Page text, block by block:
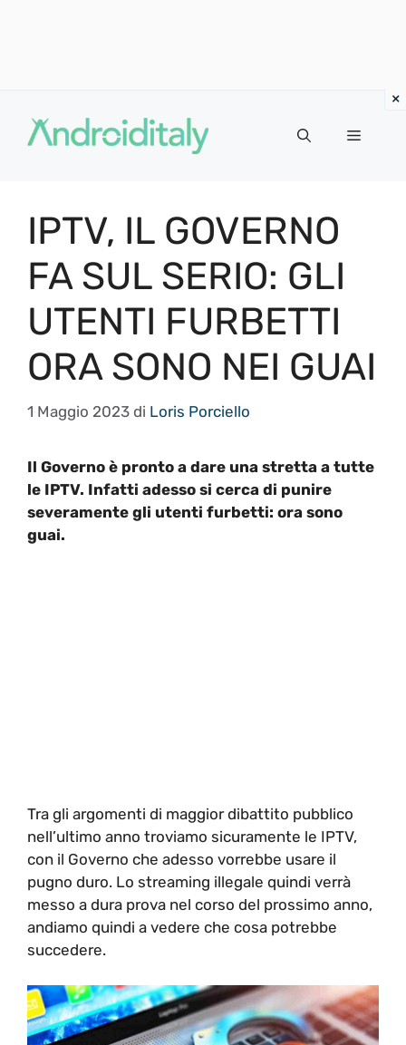
contenuto
MENU
IPTV, IL GOVERNO
FA SUL SERIO: GLI
UTENTI FURBETTI
ORA SONO NEI GUAI
1 Maggio 2023 di Loris Porciello
Il Governo è pronto a dare una stretta a tutte
le IPTV. Infatti adesso si cerca di punire
severamente gli utenti furbetti: ora sono
guai.
Tra gli argomenti di maggior dibattito pubblico
nell’ultimo anno troviamo sicuramente le IPTV,
con il Governo che adesso vorrebbe usare il
pugno duro. Lo streaming illegale quindi verrà
messo a dura prova nel corso del prossimo anno,
andiamo quindi a vedere che cosa potrebbe
succedere.